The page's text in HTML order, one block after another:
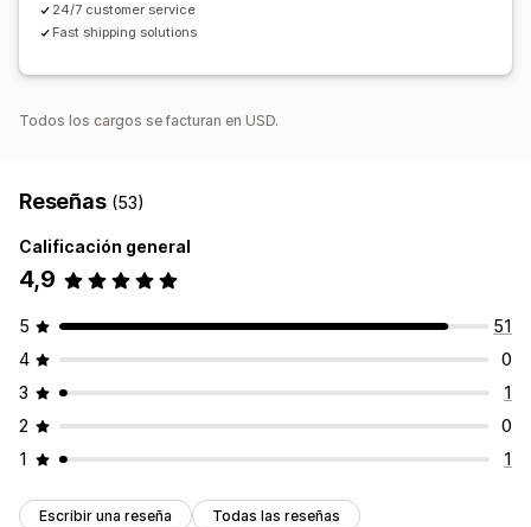
24/7 customer service
Fast shipping solutions
Todos los cargos se facturan en USD.
Reseñas (53)
Calificación general
4,9
5
51
4
0
3
1
2
0
1
1
Escribir una reseña Todas las reseñas